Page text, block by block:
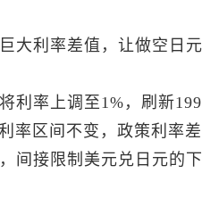
大利率差值，让做空日
利率上调至1%，刷新
率区间不变，政策利率
间接限制 美元兑日元的